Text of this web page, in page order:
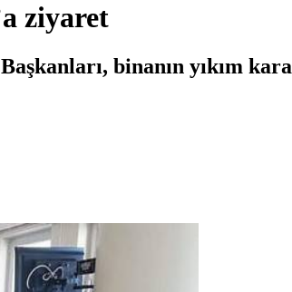
ziyaret
binanın yıkım